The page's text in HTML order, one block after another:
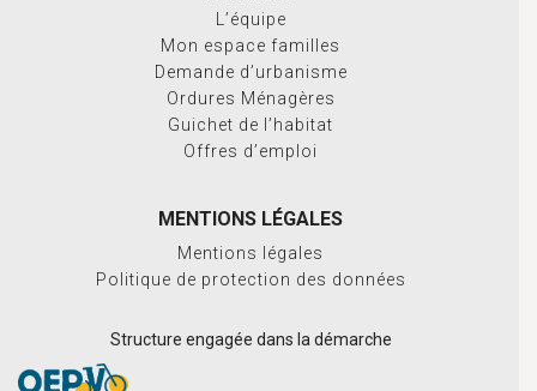
L’équipe
Mon espace familles
Demande d’urbanisme
Ordures Ménagères
Guichet de l’habitat
Offres d’emploi
MENTIONS LÉGALES
Mentions légales
Politique de protection des données
Structure engagée dans la démarche